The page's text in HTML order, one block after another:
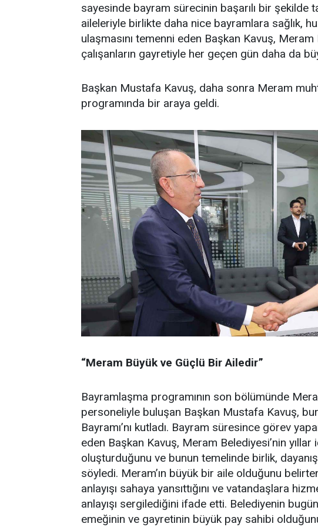
sayesinde bayram sürecinin başarılı bir şekilde
aileleriyle birlikte daha nice bayramlara sağlık,
ulaşmasını temenni eden Başkan Kavuş, Meram
çalışanların gayretiyle her geçen gün daha da
Başkan Mustafa Kavuş, daha sonra Meram
programında bir araya geldi.
“Meram Büyük ve Güçlü Bir Ailedir”
Bayramlaşma programının son bölümünde
personeliyle buluşan Başkan Mustafa Kavuş,
Bayramı’nı kutladı. Bayram süresince görev
eden Başkan Kavuş, Meram Belediyesi’nin
oluşturduğunu ve bunun temelinde birlik,
söyledi. Meram’ın büyük bir aile olduğunu
anlayışı sahaya yansıttığını ve vatandaşlara
anlayışı sergilediğini ifade etti. Belediyenin
emeğinin ve gayretinin büyük pay sahibi